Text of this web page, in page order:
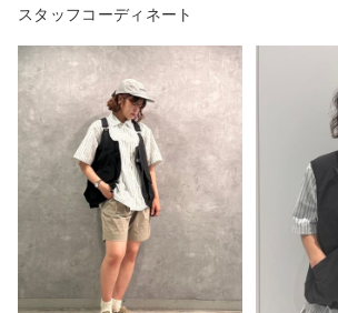
スタッフコーディネート